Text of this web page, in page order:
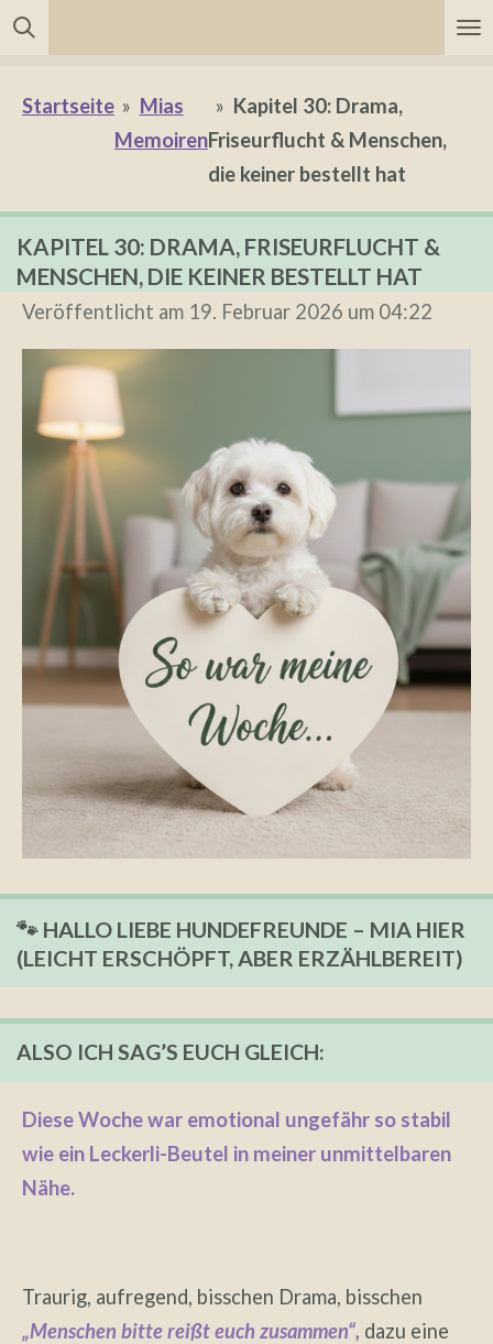
Zum
Hauptinhalt
springen
Startseite » Mias
Memoiren
» Kapitel 30: Drama,
Friseurflucht & Menschen,
die keiner bestellt hat
KAPITEL 30: DRAMA, FRISEURFLUCHT &
MENSCHEN, DIE KEINER BESTELLT HAT
Veröffentlicht am 19. Februar 2026 um 04:22
🐾 HALLO LIEBE HUNDEFREUNDE – MIA HIER
(LEICHT ERSCHÖPFT, ABER ERZÄHLBEREIT)
ALSO ICH SAG’S EUCH GLEICH:
Diese Woche war emotional ungefähr so stabil
wie ein Leckerli-Beutel in meiner unmittelbaren
Nähe.
Traurig, aufregend, bisschen Drama, bisschen
„Menschen bitte reißt euch zusammen“, dazu eine